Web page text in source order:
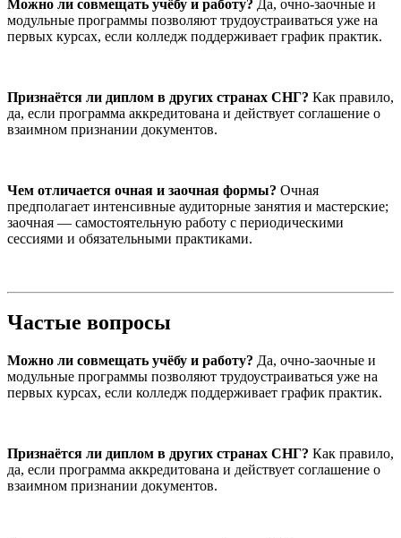
Можно ли совмещать учёбу и работу? Да, очно-заочные и
модульные программы позволяют трудоустраиваться уже на
первых курсах, если колледж поддерживает график практик.
Признаётся ли диплом в других странах СНГ? Как правило,
да, если программа аккредитована и действует соглашение о
взаимном признании документов.
Чем отличается очная и заочная формы? Очная
предполагает интенсивные аудиторные занятия и мастерские;
заочная — самостоятельную работу с периодическими
сессиями и обязательными практиками.
Частые вопросы
Можно ли совмещать учёбу и работу? Да, очно-заочные и
модульные программы позволяют трудоустраиваться уже на
первых курсах, если колледж поддерживает график практик.
Признаётся ли диплом в других странах СНГ? Как правило,
да, если программа аккредитована и действует соглашение о
взаимном признании документов.